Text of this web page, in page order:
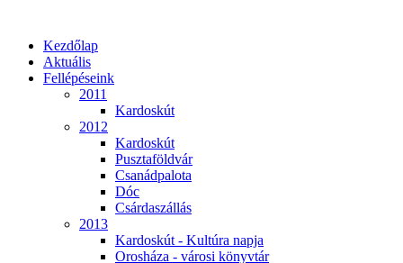
Kezdőlap
Aktuális
Fellépéseink
2011
Kardoskút
2012
Kardoskút
Pusztaföldvár
Csanádpalota
Dóc
Csárdaszállás
2013
Kardoskút - Kultúra napja
Orosháza - városi könyvtár